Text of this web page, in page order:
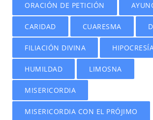
ORACIÓN DE PETICIÓN
CARIDAD CUARESMA
FILIACIÓN DIVINA
HUMILDAD LIMOSNA
MISERICORDIA
MISERICORDIA CON EL PRÓJIMO